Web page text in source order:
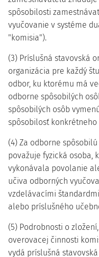
spôsobilosti
vyučovanie v systéme
"komisia").
(3) Príslušná stavovská
organizácia pre každý
odbor, ku ktorému má
odborne spôsobilých
spôsobilých osôb
spôsobilosť
(4) Za odborne
považuje fyzická osoba,
vykonávala povolanie
učiva odborných
vzdelávacími
alebo príslušného
(5) Podrobnosti o
overovacej činnosti
vydá príslušná